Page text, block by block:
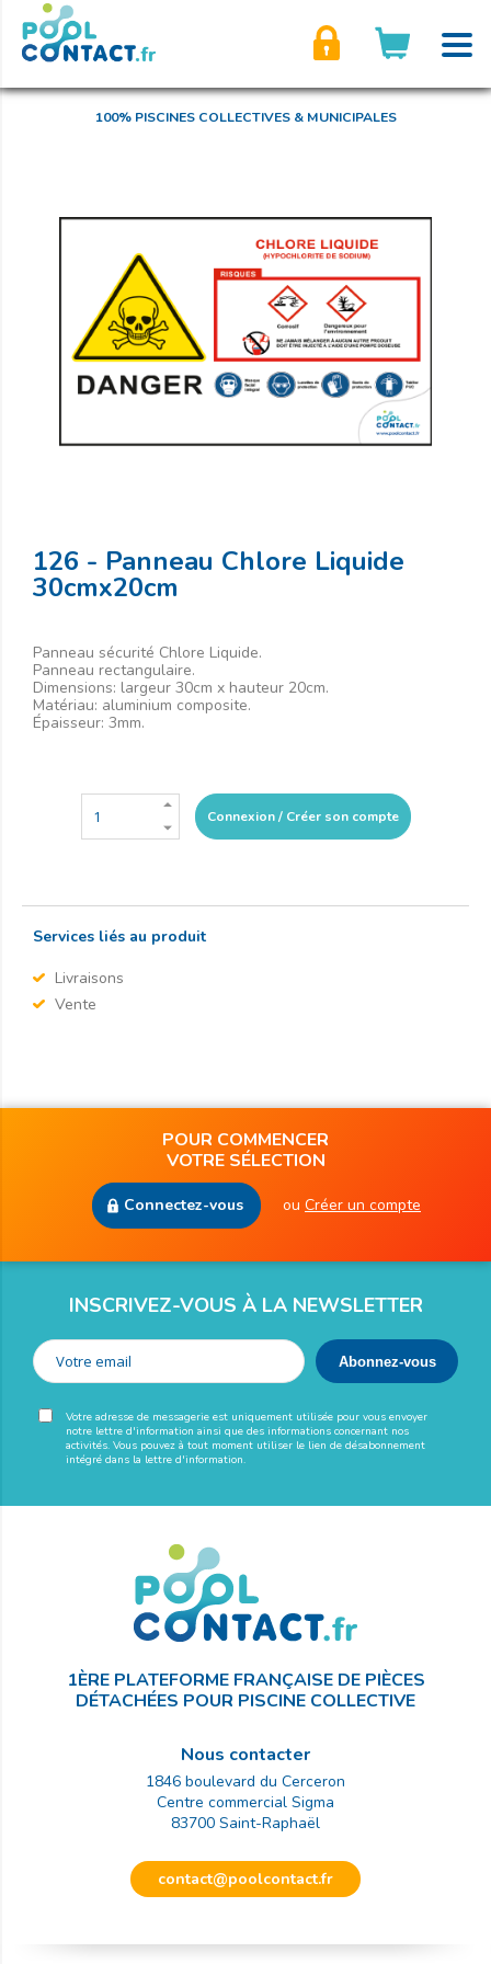
100% PISCINES COLLECTIVES & MUNICIPALES
126 - Panneau Chlore Liquide
30cmx20cm
Panneau sécurité Chlore Liquide.
Panneau rectangulaire.
Dimensions: largeur 30cm x hauteur 20cm.
Matériau: aluminium composite.
Épaisseur: 3mm.
Connexion / Créer son compte
Services liés au produit
Livraisons
Vente
POUR COMMENCER
VOTRE SÉLECTION
Connectez-vous ou Créer un compte
INSCRIVEZ-VOUS À LA NEWSLETTER
Votre adresse de messagerie est uniquement utilisée pour vous envoyer
notre lettre d'information ainsi que des informations concernant nos
activités. Vous pouvez à tout moment utiliser le lien de désabonnement
intégré dans la lettre d'information.
1ÈRE PLATEFORME FRANÇAISE DE PIÈCES
DÉTACHÉES POUR PISCINE COLLECTIVE
Nous contacter
1846 boulevard du Cerceron
Centre commercial Sigma
83700 Saint-Raphaël
contact@poolcontact.fr